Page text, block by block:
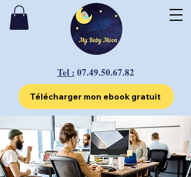
Tel : 07.49.50.67.82
Télécharger mon ebook gratuit